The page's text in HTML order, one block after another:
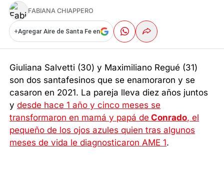
FABIANA CHIAPPERO
+Agregar Aire de Santa Fe en
Giuliana Salvetti (30) y Maximiliano Regué (31)
son dos santafesinos que se enamoraron y se
casaron en 2021. La pareja lleva diez años juntos
ydesde hace 1 año y cinco meses se
transformaron en mamá y papá de Conrado, el
pequeño de los ojos azules quien tras algunos
meses de vida le diagnosticaron AME 1.